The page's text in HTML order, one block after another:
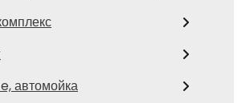
автомойка